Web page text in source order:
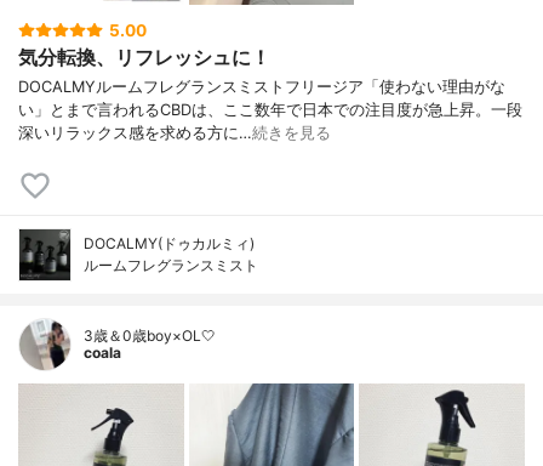
5.00
気分転換、リフレッシュに！
DOCALMYルームフレグランスミストフリージア「使わない理由がな
い」とまで言われるCBDは、ここ数年で日本での注目度が急上昇。一段
深いリラックス感を求める方に…続きを見る
DOCALMY(ドゥカルミィ)
ルームフレグランスミスト
3歳＆0歳boy×OL🤍
coala